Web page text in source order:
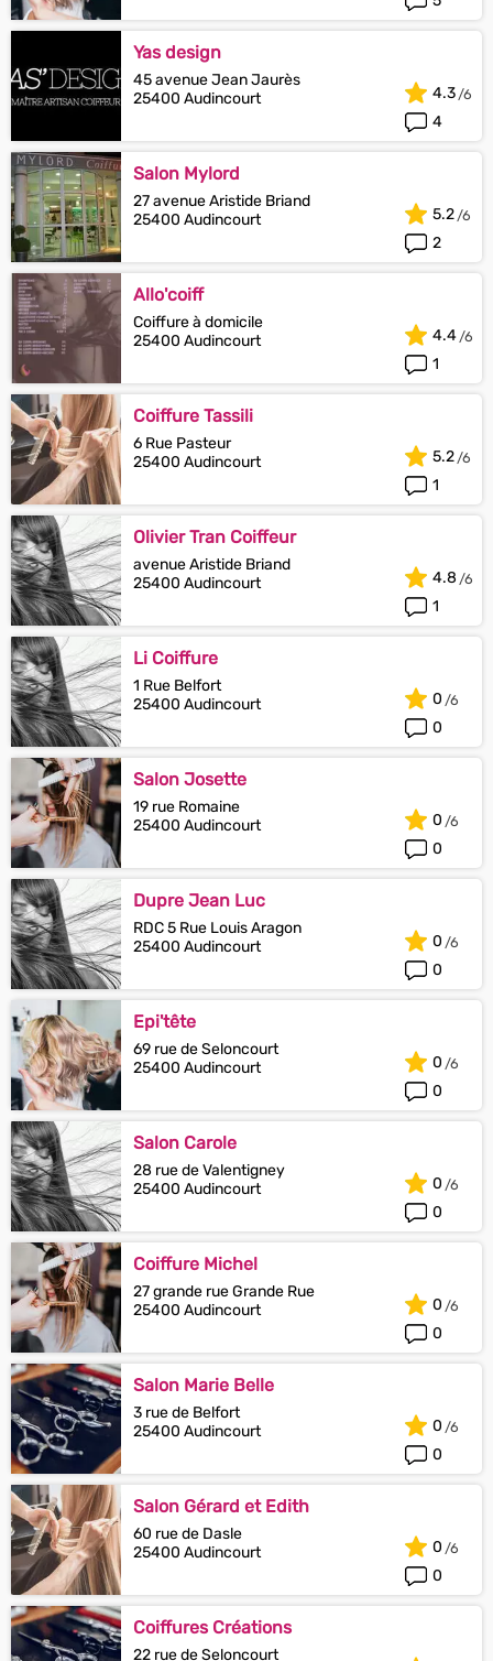
Yas design
45 avenue Jean Jaurès
25400 Audincourt
4
4.3
Salon Mylord
27 avenue Aristide Briand
25400 Audincourt
2
5.2
Allo'coiff
Coiffure à domicile
25400 Audincourt
1
4.4
Coiffure Tassili
6 Rue Pasteur
25400 Audincourt
1
5.2
Olivier Tran Coiffeur
avenue Aristide Briand
25400 Audincourt
1
4.8
Li Coiffure
1 Rue Belfort
25400 Audincourt
0
0
Salon Josette
19 rue Romaine
25400 Audincourt
0
0
Dupre Jean Luc
RDC 5 Rue Louis Aragon
25400 Audincourt
0
0
Epi'tête
69 rue de Seloncourt
25400 Audincourt
0
0
Salon Carole
28 rue de Valentigney
25400 Audincourt
0
0
Coiffure Michel
27 grande rue Grande Rue
25400 Audincourt
0
0
Salon Marie Belle
3 rue de Belfort
25400 Audincourt
0
0
Salon Gérard et Edith
60 rue de Dasle
25400 Audincourt
0
0
Coiffures Créations
22 rue de Seloncourt